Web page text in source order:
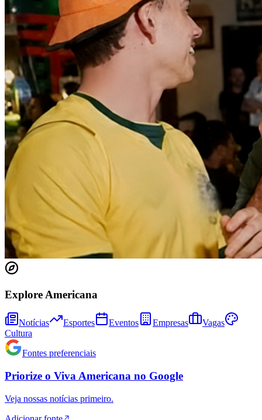
Athletico-PR
Explore Americana
Notícias Esportes Eventos Empresas
Vagas
Cultura
Fontes preferenciais
Priorize o Viva Americana no Google
Veja nossas notícias primeiro.